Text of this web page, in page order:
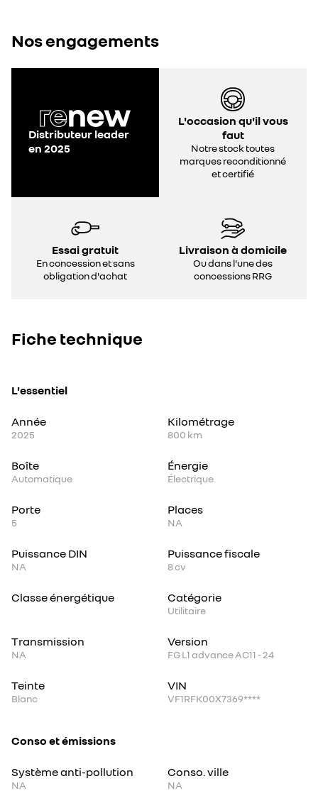
Nos engagements
Distributeur leader
en 2025
L'occasion qu'il vous
faut
Notre stock toutes
marques reconditionné
et certifié
Essai gratuit
En concession et sans
obligation d'achat
Livraison à domicile
Ou dans l'une des
concessions RRG
Fiche technique
L'essentiel
Année
2025
Kilométrage
800 km
Boîte
Automatique
Énergie
Électrique
Porte
5
Places
NA
Puissance DIN
NA
Puissance fiscale
8cv
Classe énergétique Catégorie
Utilitaire
Transmission
NA
Version
FG L1 advance AC11 - 24
Teinte
Blanc
VIN
VF1RFK00X7369****
Conso et émissions
Système anti-pollution
NA
Conso. ville
NA